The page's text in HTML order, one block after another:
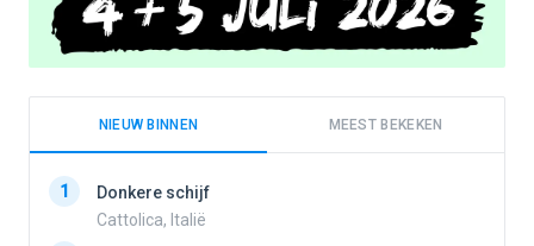
NIEUW BINNEN MEEST BEKEKEN
1
Donkere schijf
Cattolica, Italië